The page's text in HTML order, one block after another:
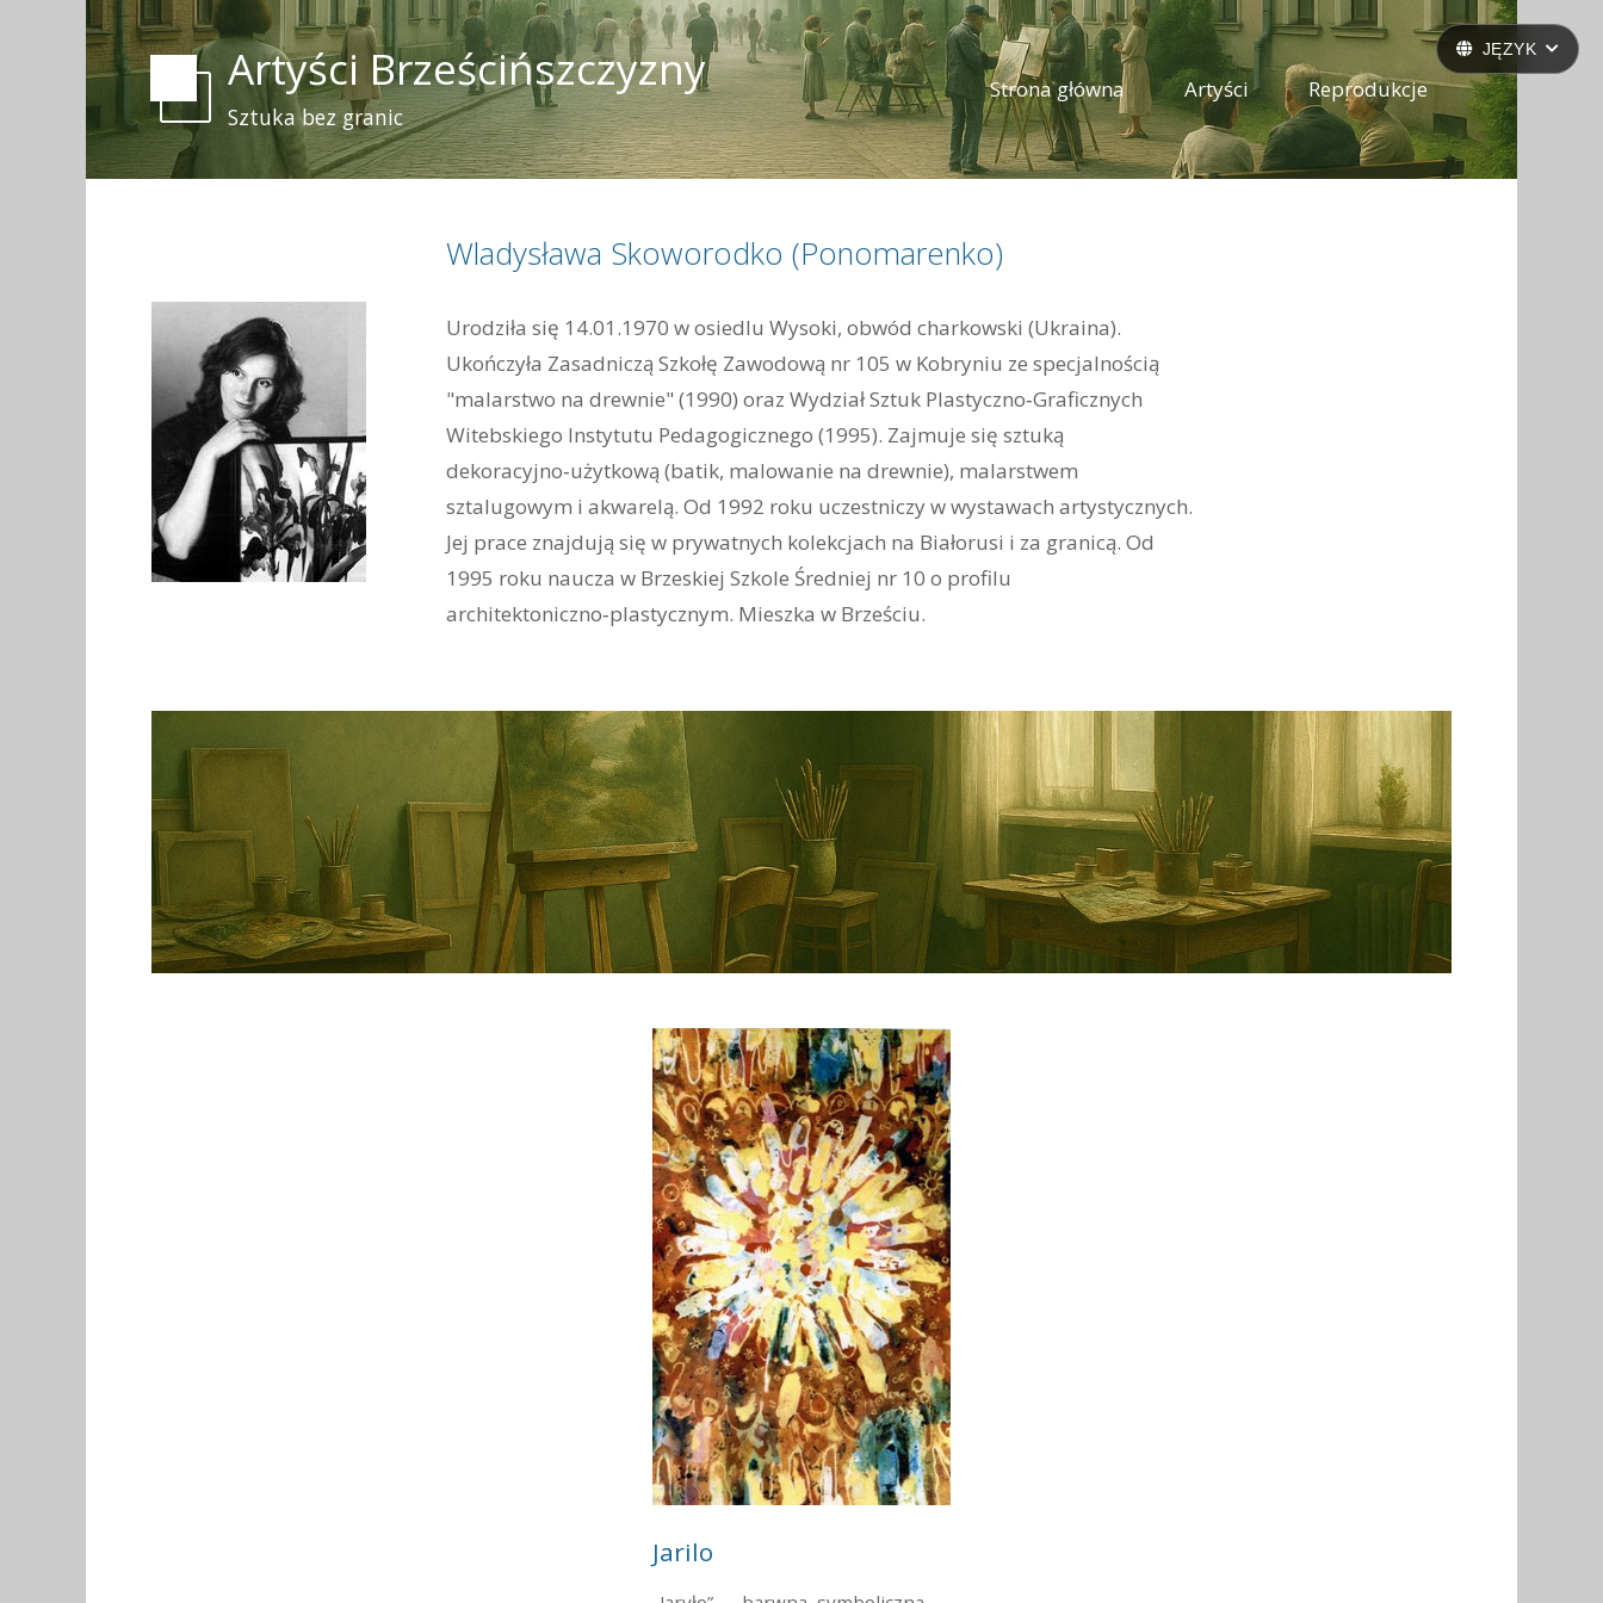
JĘZYK
Artyści Brześcińszczyzny
Sztuka bez granic
Strona główna Artyści Reprodukcje
Wladysława Skoworodko (Ponomarenko)
Urodziła się 14.01.1970 w osiedlu Wysoki, obwód charkowski (Ukraina).
Ukończyła Zasadniczą Szkołę Zawodową nr 105 w Kobryniu ze specjalnością
"malarstwo na drewnie" (1990) oraz Wydział Sztuk Plastyczno‑Graficznych
Witebskiego Instytutu Pedagogicznego (1995). Zajmuje się sztuką
dekoracyjno‑użytkową (batik, malowanie na drewnie), malarstwem
sztalugowym i akwarelą. Od 1992 roku uczestniczy w wystawach artystycznych.
Jej prace znajdują się w prywatnych kolekcjach na Białorusi i za granicą. Od
1995 roku naucza w Brzeskiej Szkole Średniej nr 10 o profilu
architektoniczno‑plastycznym. Mieszka w Brześciu.
Jarilo